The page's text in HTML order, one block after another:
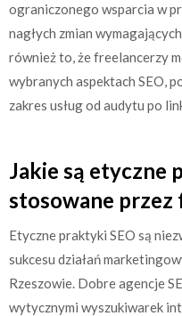
ograniczonego wsparcia w
nagłych zmian
również to, że freelancerzy
wybranych aspektach SEO,
zakres usług od audytu po
Jakie są etyczne
stosowane przez
Etyczne praktyki SEO są
sukcesu działań
Rzeszowie. Dobre agencje
wytycznymi wyszukiwarek